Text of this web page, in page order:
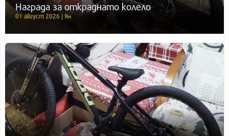
Награда за откраднато колело
01 август 2026 | Ян